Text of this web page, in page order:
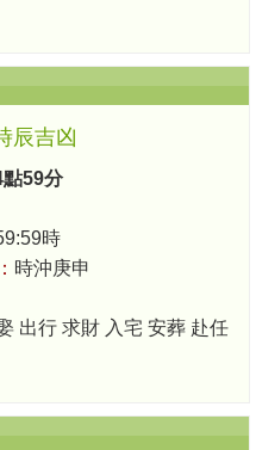
辰吉凶
59分
時
時沖庚申
出行 求財 入宅 安葬 赴任